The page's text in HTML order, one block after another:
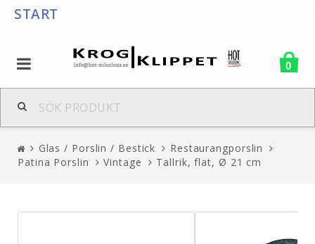
START
0
Glas / Porslin / Bestick
Restaurangporslin
Patina Porslin
Vintage Tallrik, flat, Ø 21 cm